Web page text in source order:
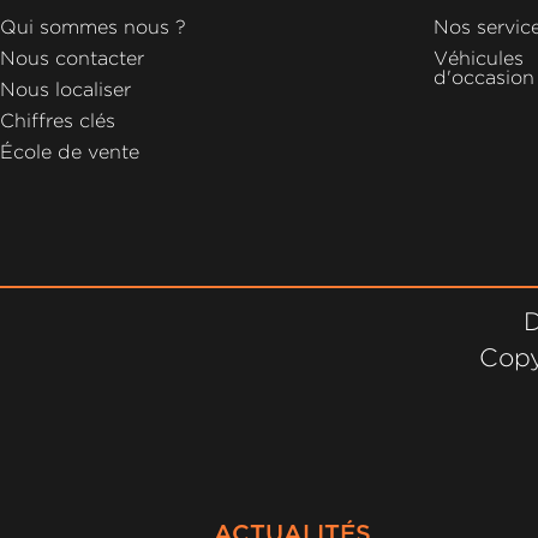
MICHEL
ACTUALITÉS
Qui sommes nous ?
Nous contacter
Nous localiser
Chiffres clés
École de vente
Nos
Véhicules
d'occasion